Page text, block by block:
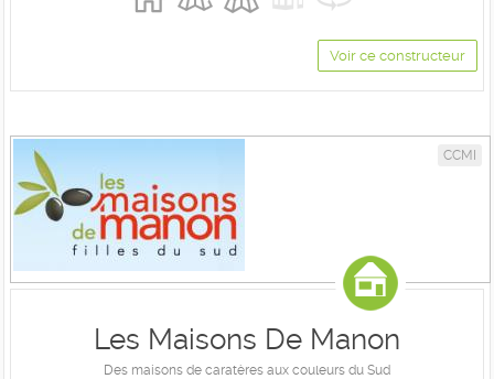
Voir ce constructeur
CCMI
Les Maisons De Manon
Des maisons de caratères aux couleurs du Sud